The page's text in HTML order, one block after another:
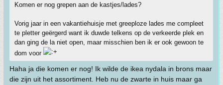
Komen er nog grepen aan de kastjes/lades?
Vorig jaar in een vakantiehuisje met greeploze lades me compleet
te pletter geërgerd want ik duwde telkens op de verkeerde plek en
dan ging de la niet open, maar misschien ben ik er ook gewoon te
dom voor
Haha ja die komen er nog! Ik wilde de ikea nydala in brons maar
die zijn uit het assortiment. Heb nu de zwarte in huis maar ga